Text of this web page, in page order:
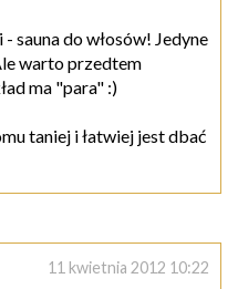
sauna do włosów! Jedyne
warto przedtem
ma "para" :)
taniej i łatwiej jest dbać
11 kwietnia 2012 10:22